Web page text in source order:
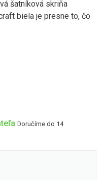
šatníková skriňa
biela je presne to, čo
Doručíme do 14